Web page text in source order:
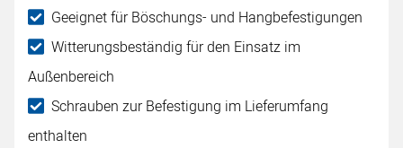
Geeignet für Böschungs- und Hangbefestigungen
Witterungsbeständig für den Einsatz im
Außenbereich
Schrauben zur Befestigung im Lieferumfang
enthalten